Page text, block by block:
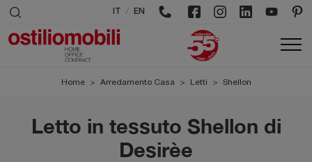
/ EN
Home > Arredamento Casa > Letti > Shellon
Letto in tessuto Shellon di
Desirèe